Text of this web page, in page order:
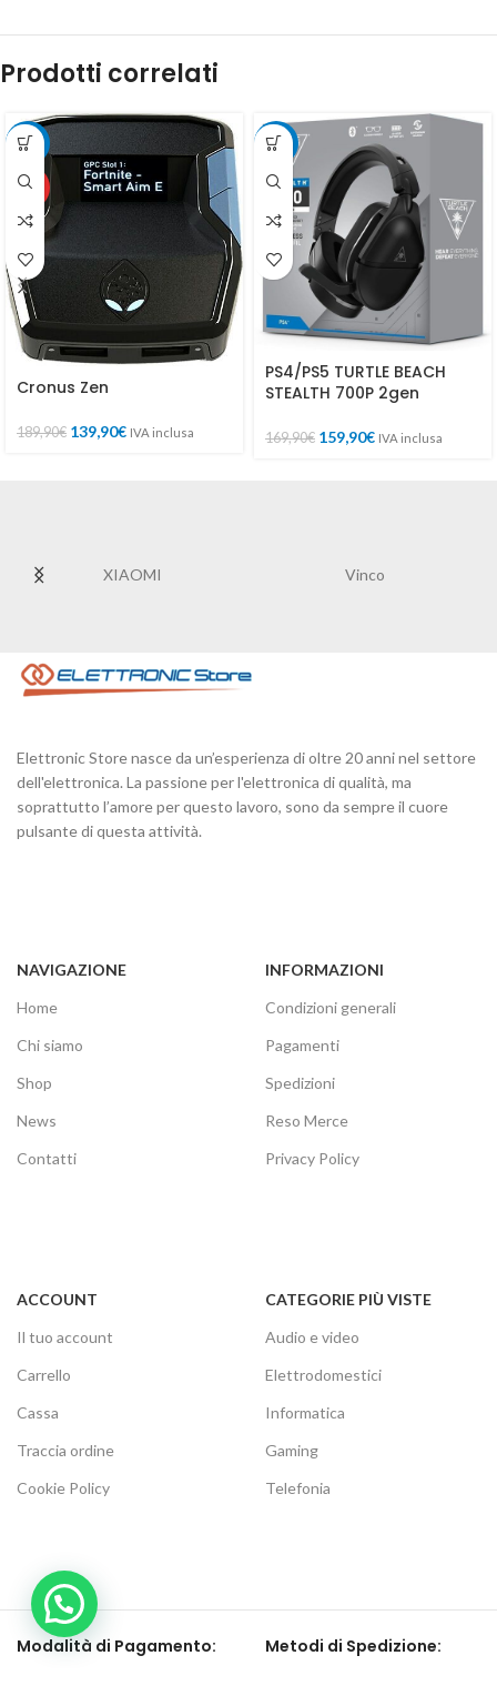
Prodotti correlati
-26%
HOT
Cronus Zen
189,90€ 139,90€ IVA inclusa
-6%
PS4/PS5 TURTLE BEACH
STEALTH 700P 2gen
169,90€ 159,90€ IVA inclusa
XIAOMI Vinco
Elettronic Store nasce da un’esperienza di oltre 20 anni nel settore
dell'elettronica. La passione per l'elettronica di qualità, ma
soprattutto l’amore per questo lavoro, sono da sempre il cuore
pulsante di questa attività.
NAVIGAZIONE
Home
Chi siamo
Shop
News
Contatti
INFORMAZIONI
Condizioni generali
Pagamenti
Spedizioni
Reso Merce
Privacy Policy
ACCOUNT
Il tuo account
Carrello
Cassa
Traccia ordine
Cookie Policy
CATEGORIE PIÙ VISTE
Audio e video
Elettrodomestici
Informatica
Gaming
Telefonia
Modalità di Pagamento: Metodi di Spedizione: